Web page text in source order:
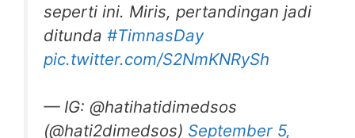
seperti ini. Miris, pertandingan jadi
ditunda #TimnasDay
pic.twitter.com/S2NmKNRySh
— IG: @hatihatidimedsos
(@hati2dimedsos) September 5,